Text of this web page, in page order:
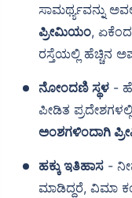
ಸಾಮರ್ಥ್ಯವನ್ನು
ಪ್ರೀಮಿಯಂ,
ರಸ್ತೆಯಲ್ಲಿ ಹೆಚ್ಚಿನ
ನೋಂದಣಿ ಸ್ಥಳ -
ಪೀಡಿತ
ಅಂಶಗಳಿಂದಾಗಿ
ಹಕ್ಕು ಇತಿಹಾಸ -
ಮಾಡಿದ್ದರೆ, ವಿಮಾ